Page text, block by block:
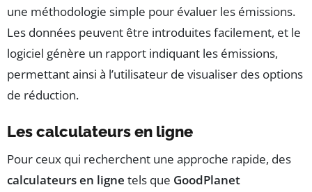
une méthodologie simple pour évaluer les émissions.
Les données peuvent être introduites facilement, et le
logiciel génère un rapport indiquant les émissions,
permettant ainsi à l’utilisateur de visualiser des options
de réduction.
Les calculateurs en ligne
Pour ceux qui recherchent une approche rapide, des
calculateurs en ligne tels que GoodPlanet